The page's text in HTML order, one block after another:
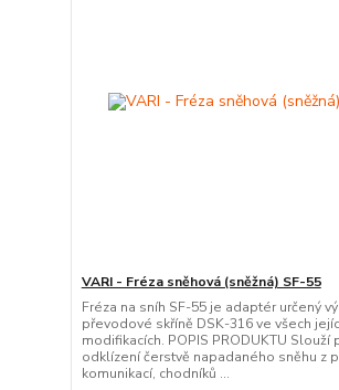
VARI - Fréza sněhová (sněžná) SF-55
Fréza na sníh SF-55 je adaptér určený
převodové skříně DSK-316 ve všech
modifikacích. POPIS PRODUKTU Slouží
odklízení čerstvě napadaného sněhu z
komunikací, chodníků ...